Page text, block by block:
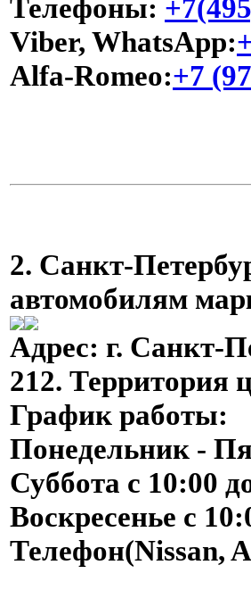
Телефоны:
Viber, WhatsApp:
Alfa-Romeo:+7
2. Санкт-
автомобилям
Адрес: г. Санкт-
212. Территория
График работы:
Понедельник -
Суббота с 10:00
Воскресенье с
Телефон(Nissan,